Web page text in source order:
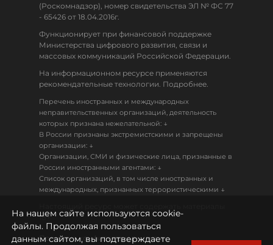
(Роскомнадзор), номер свидетельства ЭЛ № ФС 77
- 65426 от 18.04.2016г.
Функционирует при финансовой поддержке
Министерства цифрового развития, связи и
массовых коммуникаций Российской Федерации.
На информационном ресурсе применяются
рекомендательные технологии. Подробнее.
Перечень иностранных и международных
неправительственных организаций, деятельность
которых признана нежелательной: ↓
В России признаны экстремистскими и запрещены
организации: ↓
Организации, СМИ и физические лица, признанные в
России иностранными агентами: ↓
Список организаций, в том числе иностранных и
международных, признанных террористическими ↓
18+
Политика конфиденциальности
На нашем сайте используются cookie-
файлы. Продолжая пользоваться
данным сайтом, вы подтверждаете